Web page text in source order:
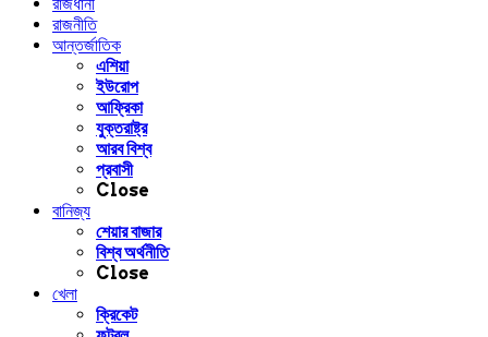
রাজনীতি
আন্তর্জাতিক
এশিয়া
ইউরোপ
আফ্রিকা
যুক্তরাষ্ট্র
আরব বিশ্ব
প্রবাসী
Close
বানিজ্য
শেয়ার বাজার
বিশ্ব অর্থনীতি
Close
খেলা
ক্রিকেট